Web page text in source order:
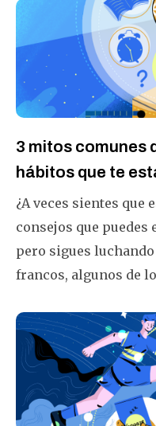
principales por las
utilizan el poder del
son los más
3 mitos comunes
hábitos que te
¿A veces sientes que
consejos que
pero sigues
francos, algunos de
desacreditadas por
errores más
constructores de